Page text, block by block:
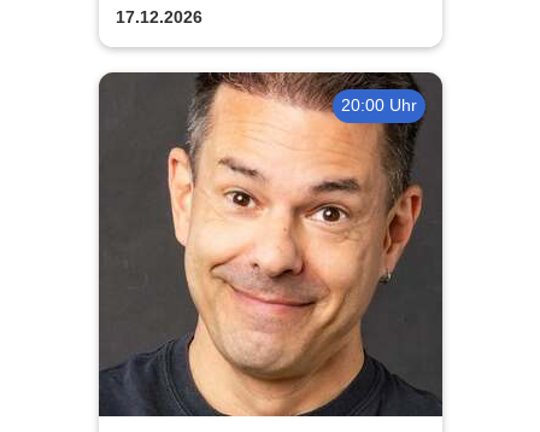
Konzertprogramm mit Herz
17.12.2026
20:00 Uhr